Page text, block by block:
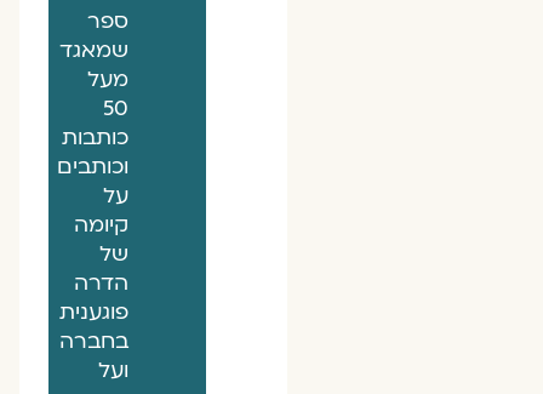
ספר
שמאגד
מעל
50
כותבות
וכותבים
על
קיומה
של
הדרה
פוגענית
בחברה
ועל